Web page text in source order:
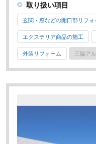
取り扱い項目
玄関・窓などの開口部リフォ
エクステリア商品の施工
外装リフォーム 三協ア